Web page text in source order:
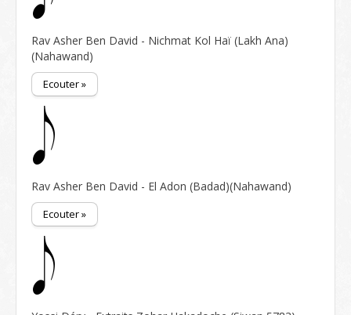
Rav Asher Ben David - Nichmat Kol Haï (Lakh Ana)
(Nahawand)
Ecouter »
Rav Asher Ben David - El Adon (Badad)(Nahawand)
Ecouter »